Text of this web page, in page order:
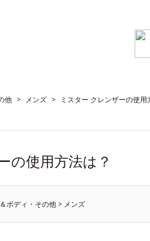
他 > メンズ > ミスター クレンザーの使用
の使用方法は？
ボディ・その他 > メンズ